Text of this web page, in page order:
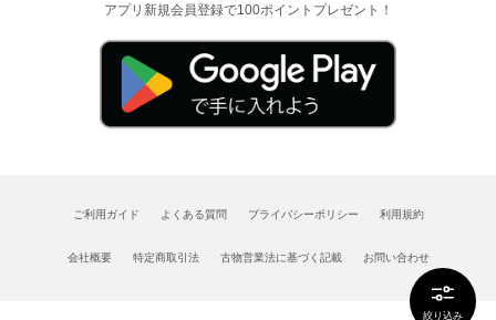
絞り込み
アプリ新規会員登録で100ポイントプレゼント！
ご利用ガイド よくある質問 プライバシーポリシー 利用規約
会社概要 特定商取引法 古物営業法に基づく記載 お問い合わせ